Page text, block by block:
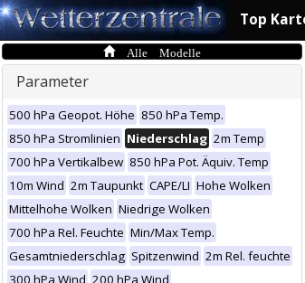
Top
Alle Modelle
Parameter
500 hPa Geopot. Höhe 850 hPa Temp.
850 hPa Stromlinien Niederschlag 2m Temp
700 hPa Vertikalbew 850 hPa Pot. Äquiv. Temp
10m Wind 2m Taupunkt CAPE/LI Hohe Wolken
Mittelhohe Wolken Niedrige Wolken
700 hPa Rel. Feuchte Min/Max Temp.
Gesamtniederschlag Spitzenwind 2m Rel. feuchte
300 hPa Wind 200 hPa Wind